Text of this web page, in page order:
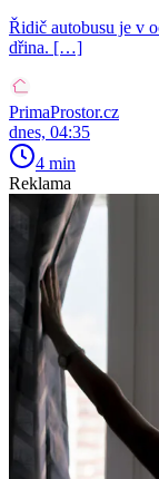
Řidič autobusu je v
dřina. […]
PrimaProstor.cz
dnes, 04:35
4 min
Reklama